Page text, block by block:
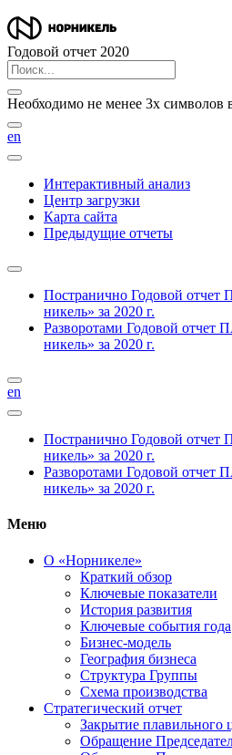
Годовой отчет 2020
Необходимо не менее 3х символов
en
Интерактивный анализ
Центр загрузки
Карта сайта
Предыдущие отчеты
Постранично Годовой
никель» за 2020 г.
Разворотами Годовой отчет
никель» за 2020 г.
en
Постранично Годовой
никель» за 2020 г.
Разворотами Годовой отчет
никель» за 2020 г.
Меню
О «Норникеле»
Краткий обзор
Ключевые показатели
История развития
Ключевые события года
Бизнес-модель
География бизнеса
Структура Группы
Схема производства
Стратегический отчет
Закрытие плавильного
Обращение